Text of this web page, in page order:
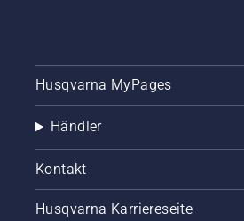
Husqvarna MyPages
Händler
Kontakt
Husqvarna Karriereseite